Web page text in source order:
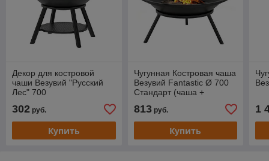
Декор для костровой
чаши Везувий "Русский
Лес" 700
302 руб.
Купить
Чугунная Костровая чаша
Везувий Fantastic Ø 700
Стандарт (чаша +
813руб.
Купить
1